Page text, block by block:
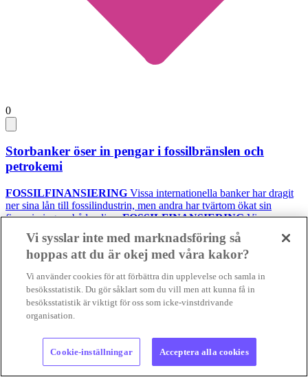
0
Storbanker öser in pengar i fossilbränslen och
petrokemi
FOSSILFINANSIERING Vissa internationella banker har dragit
ner sina lån till fossilindustrin, men andra har tvärtom ökat sin
finansiering av både olje... FOSSILFINANSIERINGVissa
internationella banker har dragit ner sina lån till fos...
03 aug 2026• Lästid:
Foto:Karl Egger, Pixabay, samt privat
Krönika
Vi sysslar inte med marknadsföring så
hoppas att du är okej med våra kakor?
Vi använder cookies för att förbättra din upplevelse och samla in
besöksstatistik. Du gör såklart som du vill men att kunna få in
besöksstatistik är viktigt för oss som icke-vinstdrivande
organisation.
Cookie-inställningar Acceptera alla cookies